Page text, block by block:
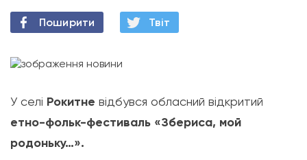
Поширити Твiт
У селі Рокитне відбувся обласний відкритий
етно-фольк-фестиваль «Збериса, мой
родоньку…».